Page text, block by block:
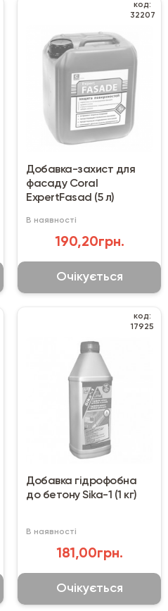
код:
32207
Добавка-захист для
фасаду Coral
ExpertFasad (5 л)
В наявності
190,20грн.
Очікується
код:
17925
Добавка гідрофобна
до бетону Sika-1 (1 кг)
В наявності
181,00грн.
Очікується